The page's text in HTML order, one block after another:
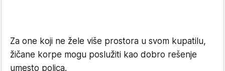
Za one koji ne žele više prostora u svom kupatilu,
žičane korpe mogu poslužiti kao dobro rešenje
umesto polica.